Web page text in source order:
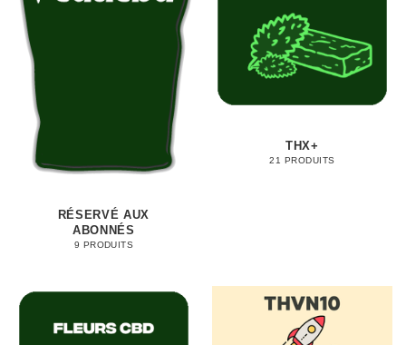
RÉSERVÉ AUX
ABONNÉS
9 PRODUITS
THX+
21 PRODUITS